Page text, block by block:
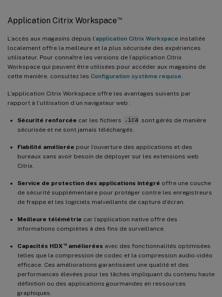
Application Citrix Workspace™
L’accès aux magasins depuis l’application Citrix Workspace installée
localement offre la meilleure et la plus sécurisée des expériences
utilisateur. Pour connaître les versions de l’application Citrix
Workspace qui peuvent être utilisées pour accéder aux magasins de
cette manière, consultez les Configuration système requise
L’application Citrix Workspace offre les avantages suivants par
rapport à l’utilisation d’un navigateur web :
Sécurité renforcée car les fichiers .ica sont gérés de manière
sécurisée et ne sont jamais téléchargés.
Fiabilité améliorée pour l’ouverture des applications et des
bureaux sans avoir besoin de déployer sur les extensions web
Citrix.
Service de protection des applications intégré offre une couche
de sécurité supplémentaire pour protéger contre les enregistreurs
de frappe et les logiciels malveillants de capture d’écran.
Meilleure télémétrie car l’application native offre des
informations complètes à des fins de surveillance.
Capacités HDX ™améliorées avec des fonctionnalités optimisées
telles que la compression de codec et la compression audio-vidéo
efficace. Ces améliorations garantissent une qualité et des
performances élevées pour les tâches impliquant du contenu haute
définition ou des applications gourmandes en ressources
graphiques.